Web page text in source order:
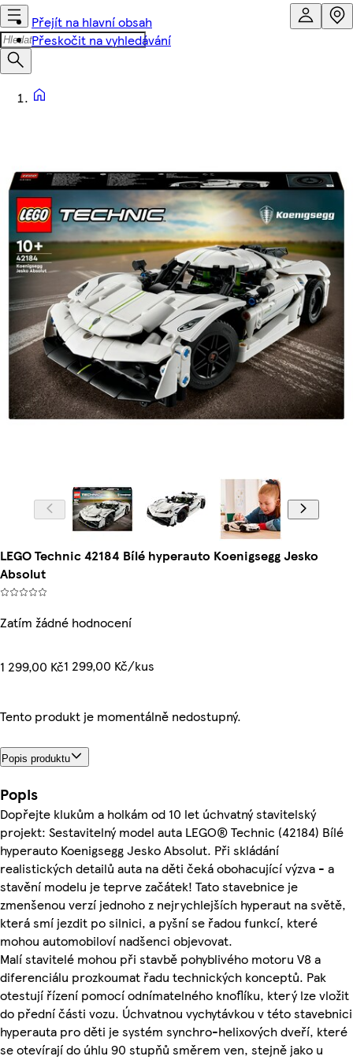
Přejít na hlavní obsah
Přeskočit na vyhledávání
LEGO Technic 42184 Bílé hyperauto Koenigsegg Jesko
Absolut
Zatím žádné hodnocení
1 299,00 Kč1 299,00 Kč/kus
Tento produkt je momentálně nedostupný.
Popis produktu
Popis
Dopřejte klukům a holkám od 10 let úchvatný stavitelský
projekt: Sestavitelný model auta LEGO® Technic (42184) Bílé
hyperauto Koenigsegg Jesko Absolut. Při skládání
realistických detailů auta na děti čeká obohacující výzva - a
stavění modelu je teprve začátek! Tato stavebnice je
zmenšenou verzí jednoho z nejrychlejších hyperaut na světě,
která smí jezdit po silnici, a pyšní se řadou funkcí, které
mohou automobiloví nadšenci objevovat.
Malí stavitelé mohou při stavbě pohyblivého motoru V8 a
diferenciálu prozkoumat řadu technických konceptů. Pak
otestují řízení pomocí odnímatelného knoflíku, který lze vložit
do přední části vozu. Úchvatnou vychytávkou v této stavebnici
hyperauta pro děti je systém synchro-helixových dveří, které
se otevírají do úhlu 90 stupňů směrem ven, stejně jako u